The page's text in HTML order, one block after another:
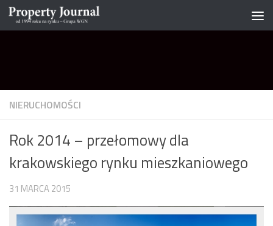
Skip to content
NIERUCHOMOŚCI
Rok 2014 – przełomowy dla
krakowskiego rynku mieszkaniowego
31 MARCA 2015